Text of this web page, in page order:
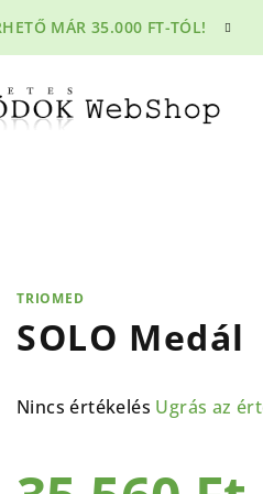
MÁR 35.000 FT-TÓL!
TRIOMED
SOLO Medál
A
értékelése
Nincs értékelés Ugrás az